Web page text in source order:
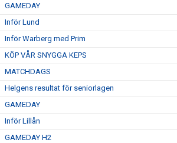
GAMEDAY
Inför Lund
Inför Warberg med Prim
KÖP VÅR SNYGGA KEPS
MATCHDAGS
Helgens resultat för seniorlagen
GAMEDAY
Inför Lillån
GAMEDAY H2